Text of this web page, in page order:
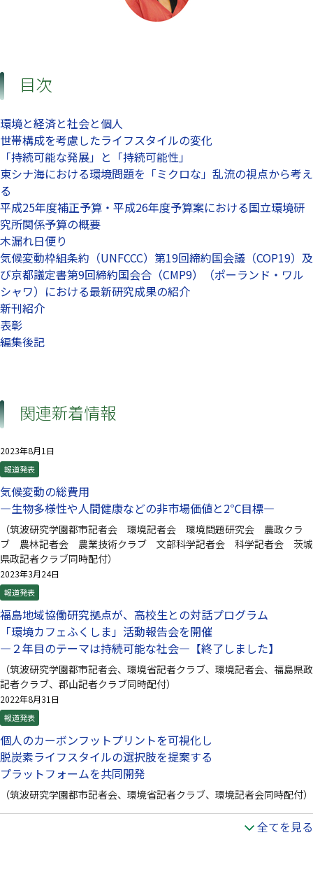
目次
環境と経済と社会と個人
世帯構成を考慮したライフスタイルの変化
「持続可能な発展」と「持続可能性」
東シナ海における環境問題を「ミクロな」乱流の視点から考え
る
平成25年度補正予算・平成26年度予算案における国立環境研
究所関係予算の概要
木漏れ日便り
気候変動枠組条約（UNFCCC）第19回締約国会議（COP19）及
び京都議定書第9回締約国会合（CMP9）（ポーランド・ワル
シャワ）における最新研究成果の紹介
新刊紹介
表彰
編集後記
関連新着情報
2023年8月1日
報道発表
気候変動の総費用
—生物多様性や人間健康などの非市場価値と2℃目標—
（筑波研究学園都市記者会 環境記者会 環境問題研究会 農政クラ
ブ 農林記者会 農業技術クラブ 文部科学記者会 科学記者会 茨城
県政記者クラブ同時配付）
2023年3月24日
報道発表
福島地域協働研究拠点が、高校生との対話プログラム
「環境カフェふくしま」活動報告会を開催
—２年目のテーマは持続可能な社会—【終了しました】
（筑波研究学園都市記者会、環境省記者クラブ、環境記者会、福島県政
記者クラブ、郡山記者クラブ同時配付）
2022年8月31日
報道発表
個人のカーボンフットプリントを可視化し
脱炭素ライフスタイルの選択肢を提案する
プラットフォームを共同開発
（筑波研究学園都市記者会、環境省記者クラブ、環境記者会同時配付）
全てを見る